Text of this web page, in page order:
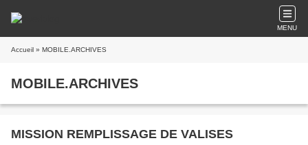
MENU
Accueil » MOBILE.ARCHIVES
MOBILE.ARCHIVES
MISSION REMPLISSAGE DE VALISES